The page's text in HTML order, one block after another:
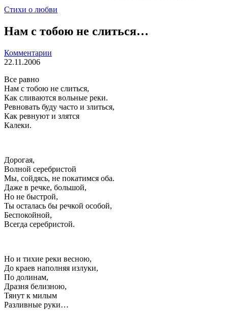
Стихи о любви
Нам с тобою не слиться…
Комментарии
22.11.2006
Все равно
Нам с тобою не слиться,
Как сливаются вольные реки.
Ревновать буду часто и злиться,
Как ревнуют и злятся
Калеки.
Дорогая,
Волной серебристой
Мы, сойдясь, не покатимся оба.
Даже в речке, большой,
Но не быстрой,
Ты осталась бы речкой особой,
Беспокойной,
Всегда серебристой.
Но и тихие реки весною,
До краев наполняя излуки,
По долинам,
Дразня белизною,
Тянут к милым
Разливные руки…